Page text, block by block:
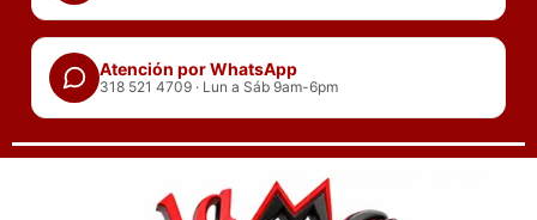
Atención por WhatsApp
318 521 4709 · Lun a Sáb 9am-6pm